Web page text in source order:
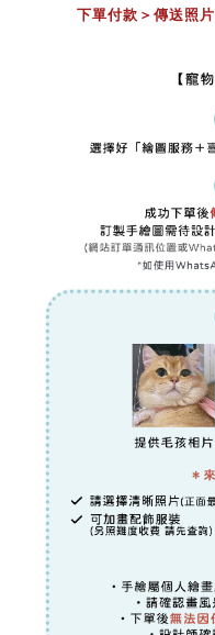
下單付款＞傳送照片